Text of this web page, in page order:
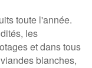
toute l'année.
les
et dans tous
blanches,